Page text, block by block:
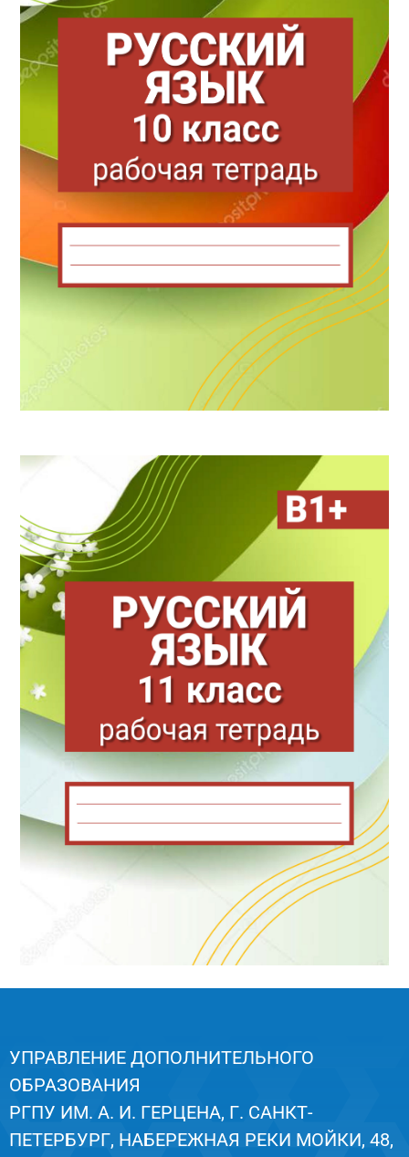
УПРАВЛЕНИЕ ДОПОЛНИТЕЛЬНОГО
ОБРАЗОВАНИЯ
РГПУ ИМ. А. И. ГЕРЦЕНА, Г. САНКТ-
ПЕТЕРБУРГ, НАБЕРЕЖНАЯ РЕКИ МОЙКИ, 48,